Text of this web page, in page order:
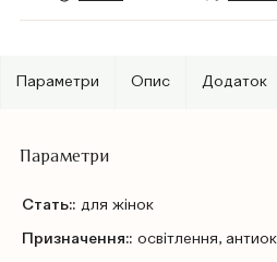
Параметри Опис Додаток
Параметри
Стать:: для жінок
Призначення:: освітлення,